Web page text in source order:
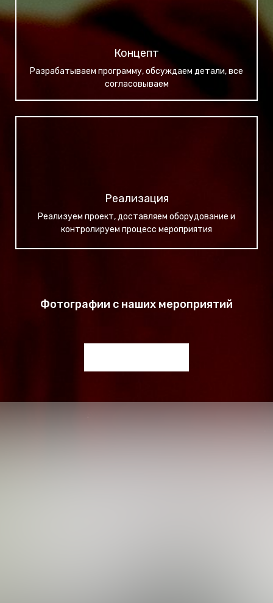
Концепт
Разрабатываем программу, обсуждаем детали, все
согласовываем
Реализация
Реализуем проект, доставляем оборудование и
контролируем процесс мероприятия
Фотографии с наших мероприятий